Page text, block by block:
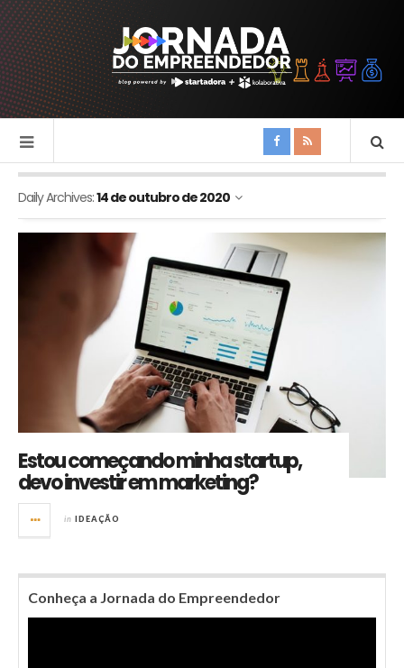
Daily Archives:14 de outubro de 2020
Estou começando minha startup,
devo investir em marketing?
in IDEAÇÃO
Conheça a Jornada do Empreendedor